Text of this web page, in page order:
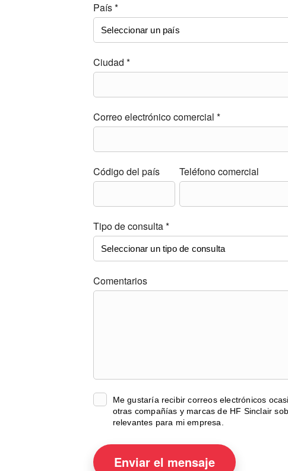
País *
Ciudad *
Correo electrónico comercial *
Código del país Teléfono comercial
Tipo de consulta *
Comentarios
Me gustaría recibir correos electrónicos
otras compañías y marcas de HF Sinclair
relevantes para mi empresa.
Enviar el mensaje